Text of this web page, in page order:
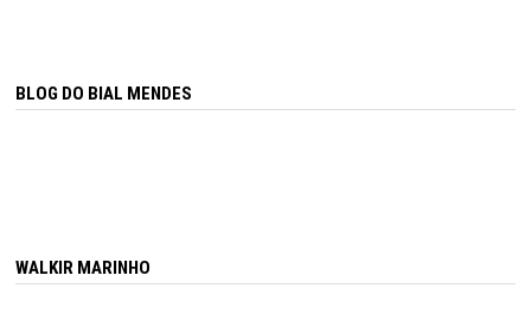
BLOG DO BIAL MENDES
WALKIR MARINHO